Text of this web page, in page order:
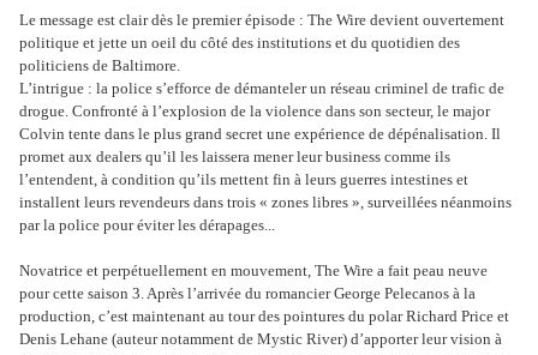
Le message est clair dès le premier épisode : The Wire devient ouvertement
politique et jette un oeil du côté des institutions et du quotidien des
politiciens de Baltimore.
L’intrigue : la police s’efforce de démanteler un réseau criminel de trafic de
drogue. Confronté à l’explosion de la violence dans son secteur, le major
Colvin tente dans le plus grand secret une expérience de dépénalisation. Il
promet aux dealers qu’il les laissera mener leur business comme ils
l’entendent, à condition qu’ils mettent fin à leurs guerres intestines et
installent leurs revendeurs dans trois « zones libres », surveillées néanmoins
par la police pour éviter les dérapages...
Novatrice et perpétuellement en mouvement, The Wire a fait peau neuve
pour cette saison 3. Après l’arrivée du romancier George Pelecanos à la
production, c’est maintenant au tour des pointures du polar Richard Price et
Denis Lehane (auteur notamment de Mystic River) d’apporter leur vision à